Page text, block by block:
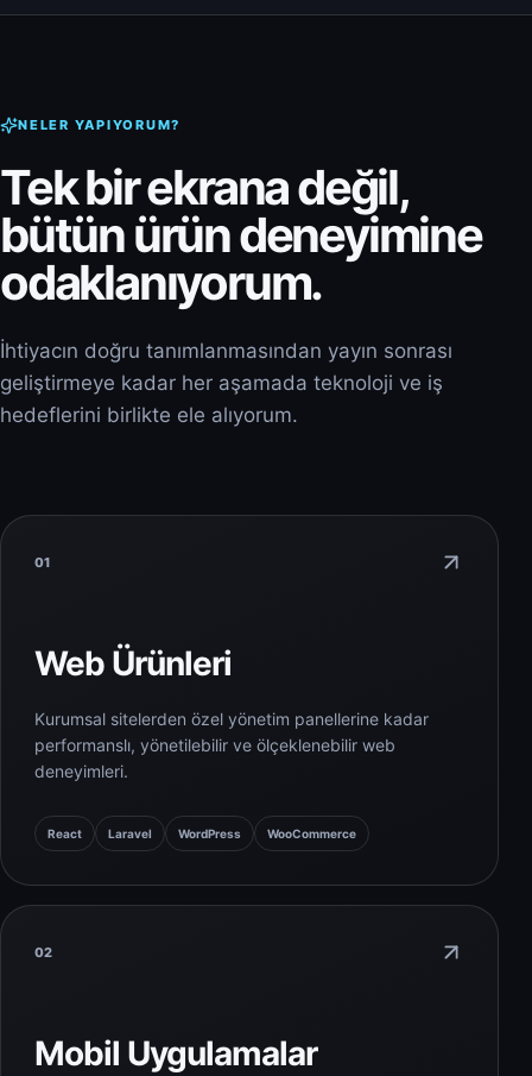
NELER YAPIYORUM?
Tek bir ekrana değil,
bütün ürün deneyimine
odaklanıyorum.
İhtiyacın doğru tanımlanmasından yayın sonrası
geliştirmeye kadar her aşamada teknoloji ve iş
hedeflerini birlikte ele alıyorum.
01
Web Ürünleri
Kurumsal sitelerden özel yönetim panellerine kadar
performanslı, yönetilebilir ve ölçeklenebilir web
deneyimleri.
React Laravel WordPress WooCommerce
02
Mobil Uygulamalar